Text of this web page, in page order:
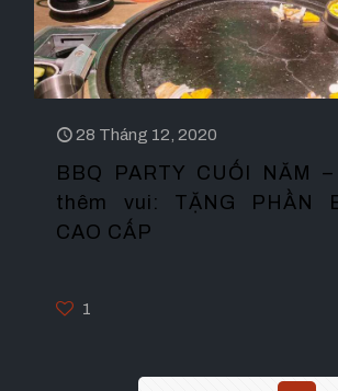
28 Tháng 12, 2020
BBQ PARTY CUỐI NĂM
thêm vui: TẶNG PHẦN
CAO CẤP
1